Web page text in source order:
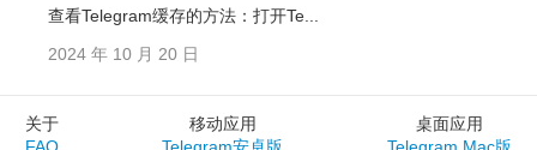
查看Telegram缓存的方法：打开Te...
2024 年 10 月 20 日
关于
移动应用
桌面应用